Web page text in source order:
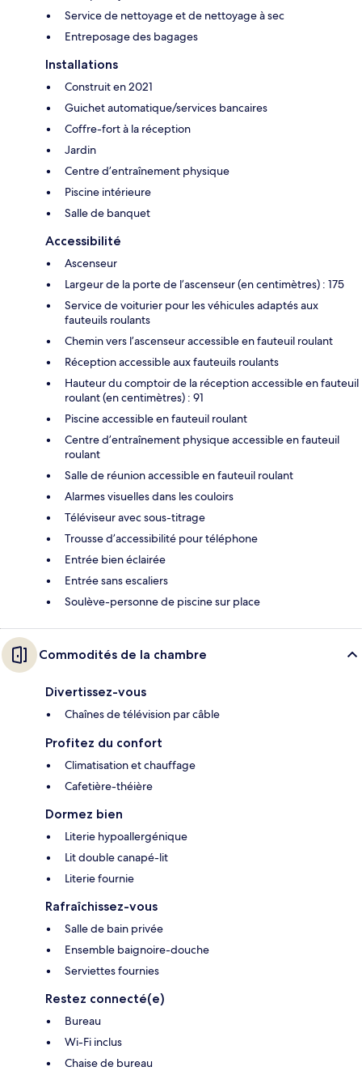
Service de nettoyage et de nettoyage à sec
Entreposage des bagages
Installations
Construit en 2021
Guichet automatique/services bancaires
Coffre-fort à la réception
Jardin
Centre d’entraînement physique
Piscine intérieure
Salle de banquet
Accessibilité
Ascenseur
Largeur de la porte de l’ascenseur (en centimètres) : 175
Service de voiturier pour les véhicules adaptés aux
fauteuils roulants
Chemin vers l’ascenseur accessible en fauteuil roulant
Réception accessible aux fauteuils roulants
Hauteur du comptoir de la réception accessible en fauteuil
roulant (en centimètres) : 91
Piscine accessible en fauteuil roulant
Centre d’entraînement physique accessible en fauteuil
roulant
Salle de réunion accessible en fauteuil roulant
Alarmes visuelles dans les couloirs
Téléviseur avec sous-titrage
Trousse d’accessibilité pour téléphone
Entrée bien éclairée
Entrée sans escaliers
Soulève-personne de piscine sur place
Commodités de la chambre
Divertissez-vous
Chaînes de télévision par câble
Profitez du confort
Climatisation et chauffage
Cafetière-théière
Dormez bien
Literie hypoallergénique
Lit double canapé-lit
Literie fournie
Rafraîchissez-vous
Salle de bain privée
Ensemble baignoire-douche
Serviettes fournies
Restez connecté(e)
Bureau
Wi-Fi inclus
Chaise de bureau